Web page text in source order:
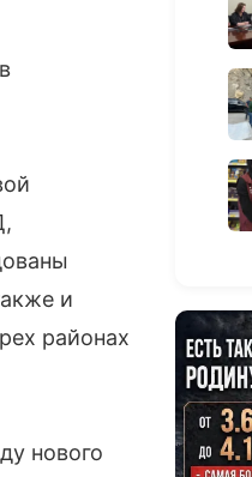
и
районах
нового